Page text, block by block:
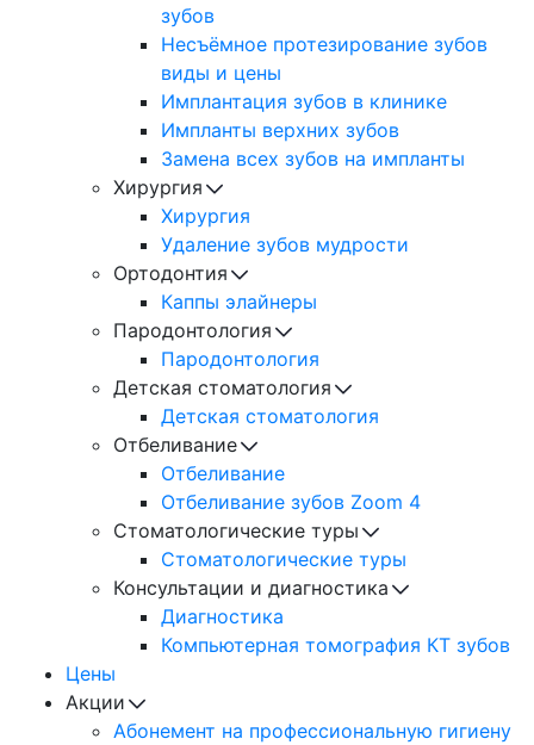
зубов
Несъёмное протезирование зубов
виды и цены
Имплантация зубов в клинике
Импланты верхних зубов
Замена всех зубов на импланты
Хирургия
Хирургия
Удаление зубов мудрости
Ортодонтия
Каппы элайнеры
Пародонтология
Пародонтология
Детская стоматология
Детская стоматология
Отбеливание
Отбеливание
Отбеливание зубов Zoom 4
Стоматологические туры
Cтоматологические туры
Консультации и диагностика
Диагностика
Компьютерная томография КТ зубов
Цены
Акции
Абонемент на профессиональную гигиену